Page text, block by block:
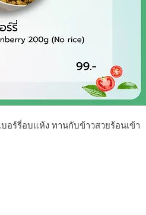
อร์รี่อบแห้ง ทานกับข้าวสวยร้อนเข้า